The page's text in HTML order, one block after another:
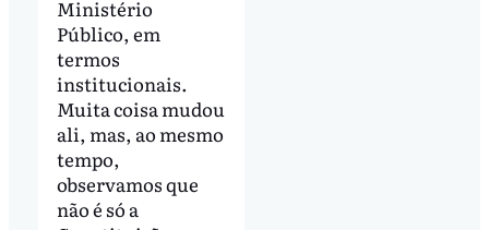
Ministério
Público, em
termos
institucionais.
Muita coisa mudou
ali, mas, ao mesmo
tempo,
observamos que
não é só a